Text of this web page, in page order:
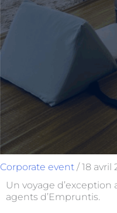
Corporate event /18 avril
Un voyage
agents d’Empruntis.